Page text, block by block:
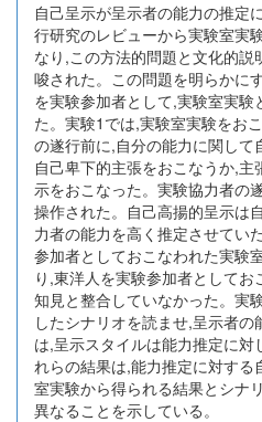
自己呈示が呈示者の能力の推定
行研究のレビューから実験室実
なり,この方法的問題と文化的
唆された。この問題を明らかに
を実験参加者として,実験室実験
た。実験1では,実験室実験をお
の遂行前に,自分の能力に関し
自己卑下的主張をおこなうか,
示をおこなった。実験協力者の
操作された。自己高揚的呈示は
力者の能力を高く推定させてい
参加者としておこなわれた実験
り,東洋人を実験参加者として
知見と整合していなかった。実
したシナリオを読ませ,呈示者
は,呈示スタイルは能力推定に対
れらの結果は,能力推定に対す
室実験から得られる結果とシナ
異なることを示している。